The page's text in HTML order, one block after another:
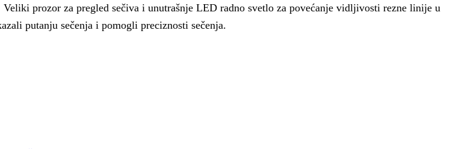
prozor za pregled sečiva i unutrašnje LED radno svetlo za povećanje vidljivosti rezne linije u
putanju sečenja i pomogli preciznosti sečenja.